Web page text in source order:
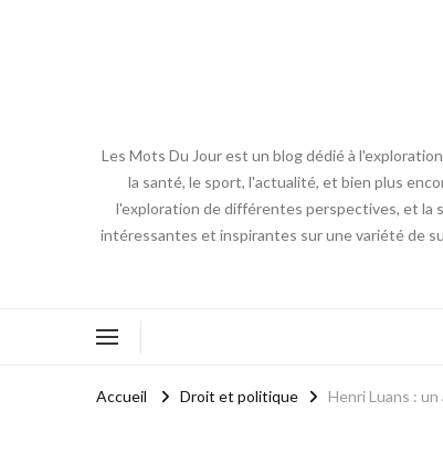
Les Mots Du Jour est un blog dédié à
la santé, le sport, l'actualité, et bien plus
l'exploration de différentes perspectives, et la
intéressantes et inspirantes sur une variété de
Accueil Droit et politique Henri Luans :